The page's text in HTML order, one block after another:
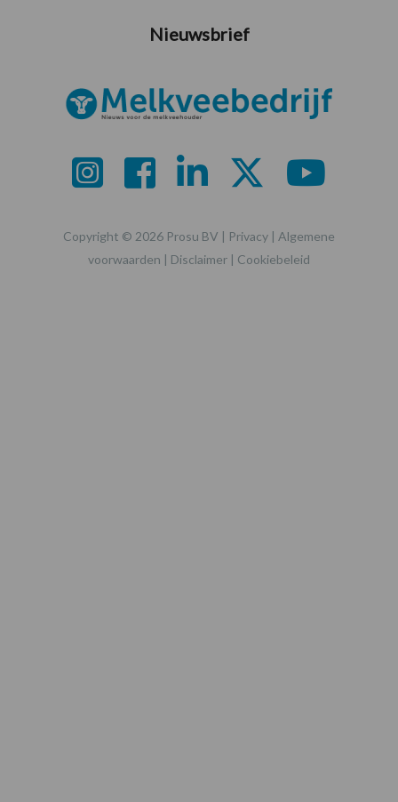
Nieuwsbrief
Copyright © 2026 Prosu BV | Privacy | Algemene
voorwaarden | Disclaimer | Cookiebeleid